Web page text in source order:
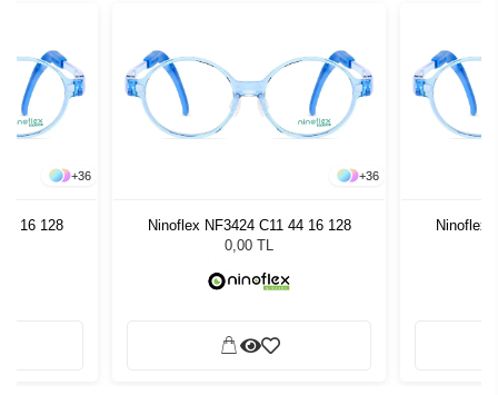
+36
16 128
+36
Ninoflex NF3424 C11 44 16 128
0,00 TL
Ninoflex